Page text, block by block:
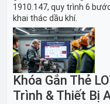
1910.147, quy trình 6
khai thác dầu khí.
Khóa Gắn Thẻ
Trình & Thiết Bị